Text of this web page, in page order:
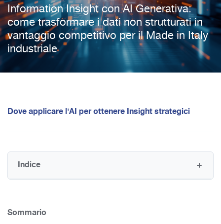
Information Insight con AI Generativa:
come trasformare i dati non strutturati in
vantaggio competitivo per il Made in Italy
industriale
Dove applicare l'AI per ottenere Insight strategici
Indice
Sommario